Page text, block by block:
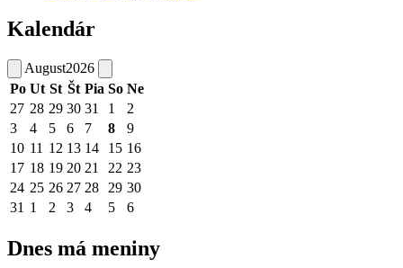
Kalendár
August2026
Po Ut St Št Pia So Ne
27 28 29 30 31 1
2
3
4 5 6 7 8
9
10 11 12 13 14 15 16
17 18 19 20 21 22 23
24 25 26 27 28 29 30
31 1 2 3 4 5 6
Dnes má meniny